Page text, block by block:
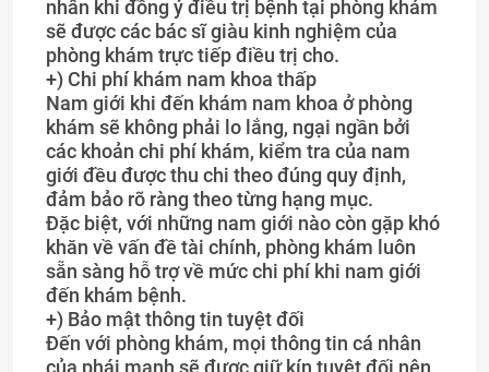
nhân khi đồng ý điều trị bệnh tại phòng khám
sẽ được các bác sĩ giàu kinh nghiệm của
phòng khám trực tiếp điều trị cho.
+) Chi phí khám nam khoa thấp
Nam giới khi đến khám nam khoa ở phòng
khám sẽ không phải lo lắng, ngại ngần bởi
các khoản chi phí khám, kiểm tra của nam
giới đều được thu chi theo đúng quy định,
đảm bảo rõ ràng theo từng hạng mục.
Đặc biệt, với những nam giới nào còn gặp khó
khăn về vấn đề tài chính, phòng khám luôn
sẵn sàng hỗ trợ về mức chi phí khi nam giới
đến khám bệnh.
+) Bảo mật thông tin tuyệt đối
Đến với phòng khám, mọi thông tin cá nhân
của phái mạnh sẽ được giữ kín tuyệt đối nên